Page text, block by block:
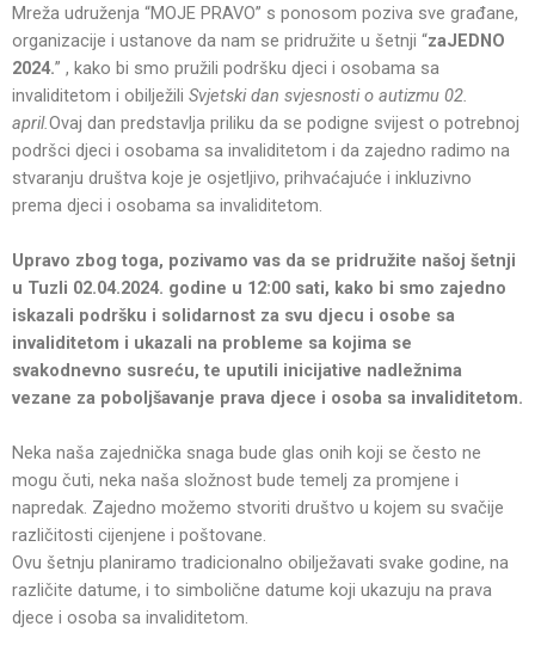
Mreža udruženja “MOJE PRAVO” s ponosom poziva sve građane,
organizacije i ustanove da nam se pridružite u šetnji “zaJEDNO
2024.” , kako bi smo pružili podršku djeci i osobama sa
invaliditetom i obilježili Svjetski dan svjesnosti o autizmu 02.
april.Ovaj dan predstavlja priliku da se podigne svijest o potrebnoj
podršci djeci i osobama sa invaliditetom i da zajedno radimo na
stvaranju društva koje je osjetljivo, prihvaćajuće i inkluzivno
prema djeci i osobama sa invaliditetom.
Upravo zbog toga, pozivamo vas da se pridružite našoj šetnji
u Tuzli 02.04.2024. godine u 12:00 sati, kako bi smo zajedno
iskazali podršku i solidarnost za svu djecu i osobe sa
invaliditetom i ukazali na probleme sa kojima se
svakodnevno susreću, te uputili inicijative nadležnima
vezane za poboljšavanje prava djece i osoba sa invaliditetom.
Neka naša zajednička snaga bude glas onih koji se često ne
mogu čuti, neka naša složnost bude temelj za promjene i
napredak. Zajedno možemo stvoriti društvo u kojem su svačije
različitosti cijenjene i poštovane.
Ovu šetnju planiramo tradicionalno obilježavati svake godine, na
različite datume, i to simbolične datume koji ukazuju na prava
djece i osoba sa invaliditetom.